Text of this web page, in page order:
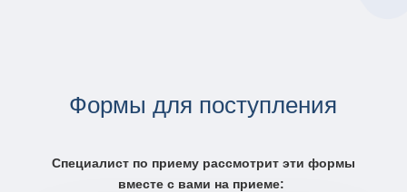
Формы для поступления
Специалист по приему рассмотрит эти формы
вместе с вами на приеме: